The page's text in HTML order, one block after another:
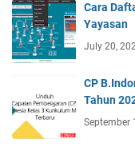
Cara
Yayasan
July 20,
CP
Tahun
September